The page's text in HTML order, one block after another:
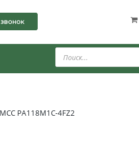
звонок
Поиск
товаров
PA118M1C-4FZ2